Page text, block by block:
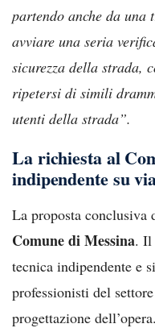
partendo anche da una
avviare una seria
sicurezza della strada,
ripetersi di simili
utenti della strada”.
La richiesta al
indipendente su
La proposta conclusiva
Comune di Messina. Il
tecnica indipendente e
professionisti del
progettazione